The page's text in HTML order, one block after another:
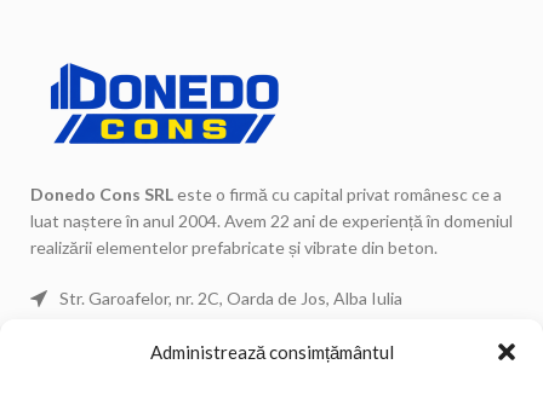
Administrează consimțământul
Donedo Cons SRLeste o firmă cu capital privat românesc ce a
luat naștere în anul 2004. Avem 22 ani de experiență în domeniul
realizării elementelor prefabricate și vibrate din beton.
Str. Garoafelor, nr. 2C, Oarda de Jos, Alba Iulia